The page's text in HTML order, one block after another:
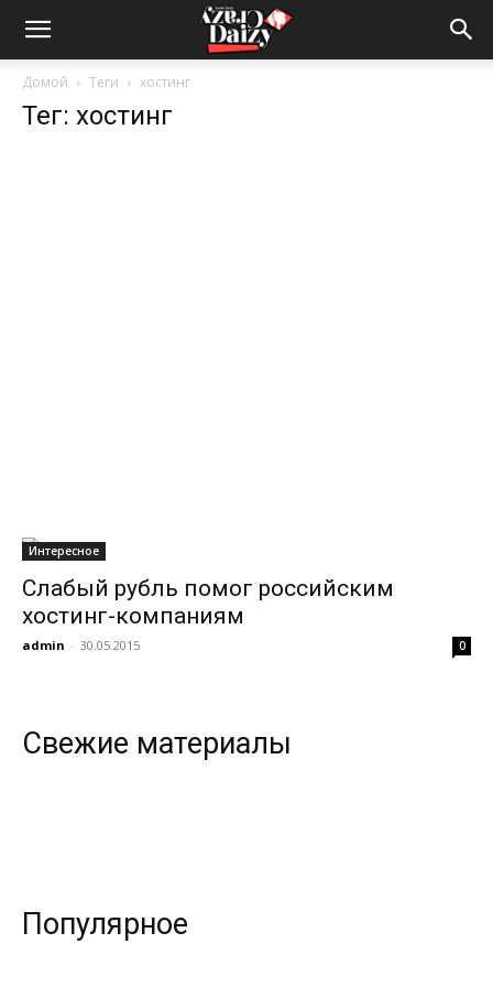
Crazy-
Daizy
Домой Теги хостинг
Тег: хостинг
Интересное
Слабый рубль помог российским
хостинг-компаниям
admin - 30.05.2015 0
Свежие материалы
Популярное